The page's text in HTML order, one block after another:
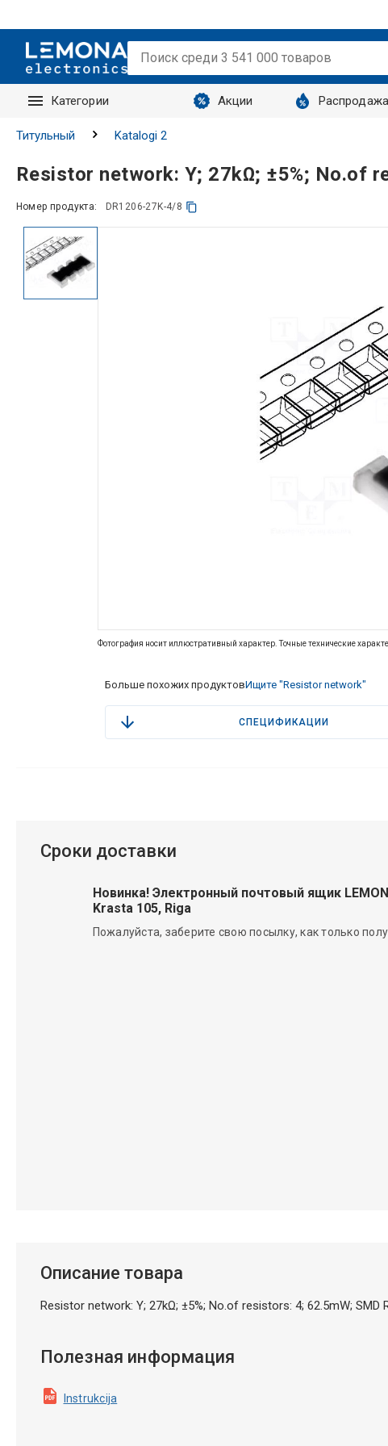
Категории Акции Распродажа
Запросы
Титульный Katalogi 2
Resistor network: Y; 27kΩ; ±5%; No.of
Номер продукта: DR1206-27K-4/8
Фотография носит иллюстративный характер. Точные технические
Больше похожих продуктовИщите "Resistor network"
СПЕЦИФИКАЦИИ
Сроки доставки
Новинка! Электронный почтовый ящик
Krasta 105, Riga
Пожалуйста, заберите свою посылку, как только
Описание товара
Resistor network: Y; 27kΩ; ±5%; No.of resistors: 4; 62.5mW; SMD
Полезная информация
Instrukcija